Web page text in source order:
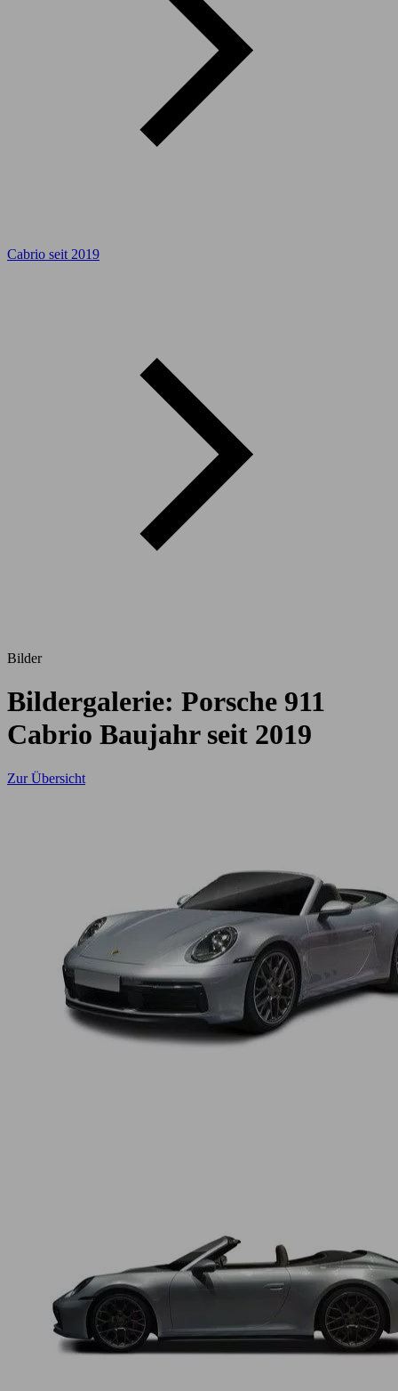
Cabrio seit 2019
Bilder
Bildergalerie: Porsche 911
Cabrio Baujahr seit 2019
Zur Übersicht